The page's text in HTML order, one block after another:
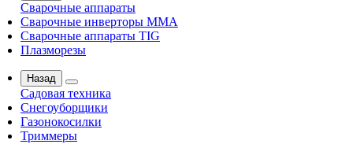
Сварочные аппараты
Сварочные инверторы MMA
Сварочные аппараты TIG
Плазморезы
Назад
Садовая техника
Снегоуборщики
Газонокосилки
Триммеры